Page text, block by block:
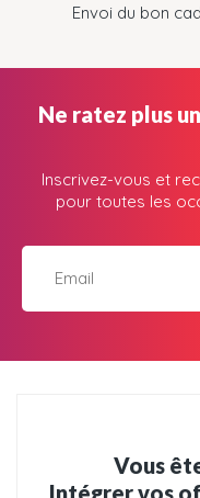
Envoi du bon
Ne ratez plus
Inscrivez-vous et
pour toutes les
Vous
Intégrer vos